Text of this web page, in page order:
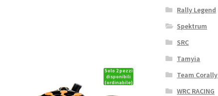
Solo 2 pezzi
disponibili
(ordinabile)
Rally Legend
Spektrum
SRC
Tamyia
Team Corally
WRC RACING